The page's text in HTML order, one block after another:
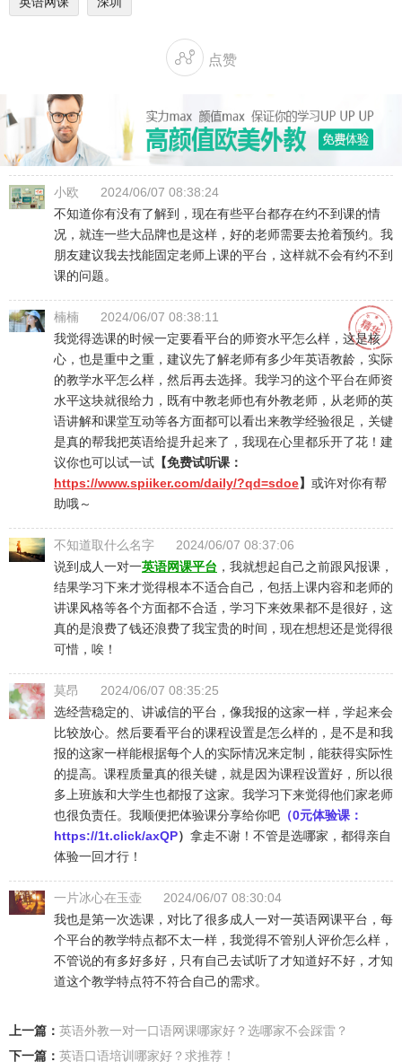
 点赞
小欧
2024/06/07 08:38:24
不知道你有没有了解到，现在有些平台都存在约不到课的情
况，就连一些大品牌也是这样，好的老师需要去抢着预约。我
朋友建议我去找能固定老师上课的平台，这样就不会有约不到
课的问题。
楠楠
2024/06/07 08:38:11
我觉得选课的时候一定要看平台的师资水平怎么样，这是核
心，也是重中之重，建议先了解老师有多少年英语教龄，实际
的教学水平怎么样，然后再去选择。我学习的这个平台在师资
水平这块就很给力，既有中教老师也有外教老师，从老师的英
语讲解和课堂互动等各方面都可以看出来教学经验很足，关键
是真的帮我把英语给提升起来了，我现在心里都乐开了花！建
议你也可以试一试 【免费试听课：
https://www.spiiker.com/daily/?qd=sdoe】 或许对你有帮
助哦～
不知道取什么名字
2024/06/07 08:37:06
说到成人一对一英语网课平台 ，我就想起自己之前跟风报课，
结果学习下来才觉得根本不适合自己，包括上课内容和老师的
讲课风格等各个方面都不合适，学习下来效果都不是很好，这
真的是浪费了钱还浪费了我宝贵的时间，现在想想还是觉得很
可惜，唉！
莫昂
2024/06/07 08:35:25
选经营稳定的、讲诚信的平台，像我报的这家一样，学起来会
比较放心。然后要看平台的课程设置是怎么样的，是不是和我
报的这家一样能根据每个人的实际情况来定制，能获得实际性
的提高。课程质量真的很关键，就是因为课程设置好，所以很
多上班族和大学生也都报了这家。我学习下来觉得他们家老师
也很负责任。我顺便把体验课分享给你吧 （0元体验课：
https://1t.click/axQP） 拿走不谢！不管是选哪家，都得亲自
体验一回才行！
一片冰心在玉壶
2024/06/07 08:30:04
我也是第一次选课，对比了很多成人一对一英语网课平台，每
个平台的教学特点都不太一样，我觉得不管别人评价怎么样，
不管说的有多好多好，只有自己去试听了才知道好不好，才知
道这个教学特点符不符合自己的需求。
上一篇： 英语外教一对一口语网课哪家好？选哪家不会踩雷？
下一篇： 英语口语培训哪家好？求推荐！